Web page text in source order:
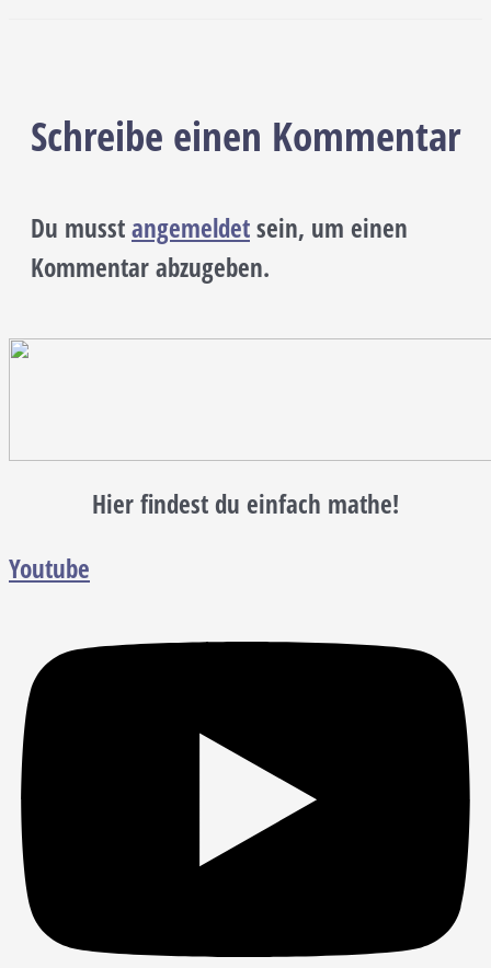
Schreibe einen Kommentar
Du musstangemeldetsein, um einen
Kommentar abzugeben.
Hier findest du einfach mathe!
Youtube